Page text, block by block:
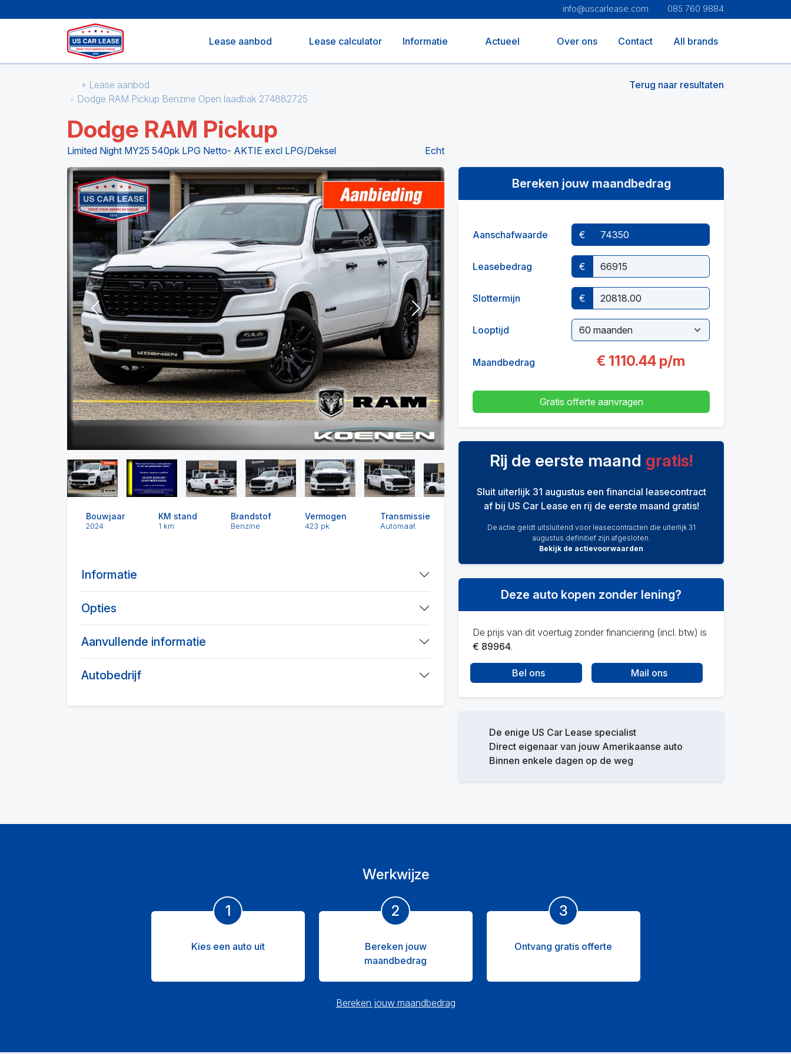
info@uscarlease.com 085 760 9884
Lease aanbod Lease calculator Informatie Actueel Over ons Contact All brands
Lease aanbod
Dodge RAM Pickup Benzine Open laadbak 274882725
Terug naar resultaten
Dodge RAM Pickup
Limited Night MY25 540pk LPG Netto- AKTIE excl LPG/Deksel Echt
Previous Next
Bouwjaar
2024
KM stand
1 km
Brandstof
Benzine
Vermogen
423 pk
Transmissie
Automaat
Informatie
Opties
Aanvullende informatie
Autobedrijf
Bereken jouw maandbedrag
Aanschafwaarde €
Leasebedrag €
Slottermijn €
Looptijd
Maandbedrag € 1110.44 p/m
Gratis offerte aanvragen
Rij de eerste maand gratis!
Sluit uiterlijk 31 augustus een financial leasecontract
af bij US Car Lease en rij de eerste maand gratis!
De actie geldt uitsluitend voor leasecontracten die uiterlijk 31
augustus definitief zijn afgesloten.
Bekijk de actievoorwaarden
Deze auto kopen zonder lening?
De prijs van dit voertuig zonder financiering (incl. btw) is
€ 89964.
Bel ons Mail ons
De enige US Car Lease specialist
Direct eigenaar van jouw Amerikaanse auto
Binnen enkele dagen op de weg
Werkwijze
1
Kies een auto uit
2
Bereken jouw
maandbedrag
3
Ontvang gratis offerte
Bereken jouw maandbedrag